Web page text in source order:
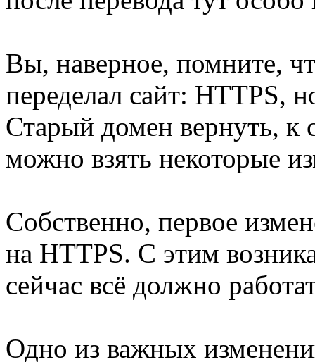
Вы, наверное, помните,
переделал сайт: HTTPS,
Старый домен вернуть, к
можно взять некоторые
Собственно, первое
на HTTPS. С этим
сейчас всё должно
Одно из важных